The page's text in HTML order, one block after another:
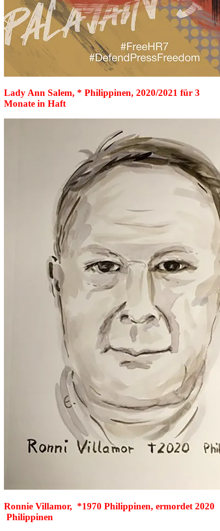
Lady Ann Salem, * Philippinen, 2020/2021 für 3
Monate in Haft
Ronnie Villamor, *1970 Philippinen, ermordet 2020
Philippinen